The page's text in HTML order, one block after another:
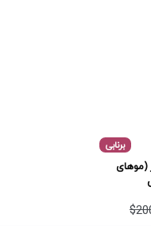
برنابی
(موهای